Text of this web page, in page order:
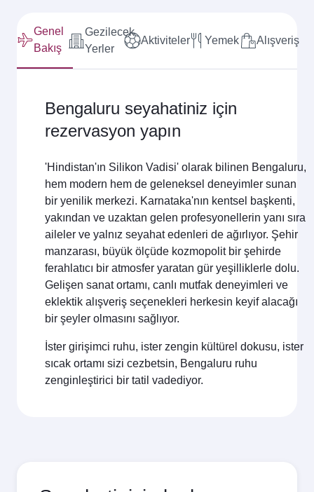
Genel
Bakış
Gezilecek
Yerler
Aktiviteler Yemek Alışveriş
Bengaluru seyahatiniz için
rezervasyon yapın
'Hindistan'ın Silikon Vadisi' olarak bilinen Bengaluru,
hem modern hem de geleneksel deneyimler sunan
bir yenilik merkezi. Karnataka'nın kentsel başkenti,
yakından ve uzaktan gelen profesyonellerin yanı sıra
aileler ve yalnız seyahat edenleri de ağırlıyor. Şehir
manzarası, büyük ölçüde kozmopolit bir şehirde
ferahlatıcı bir atmosfer yaratan gür yeşilliklerle dolu.
Gelişen sanat ortamı, canlı mutfak deneyimleri ve
eklektik alışveriş seçenekleri herkesin keyif alacağı
bir şeyler olmasını sağlıyor.
İster girişimci ruhu, ister zengin kültürel dokusu, ister
sıcak ortamı sizi cezbetsin, Bengaluru ruhu
zenginleştirici bir tatil vadediyor.